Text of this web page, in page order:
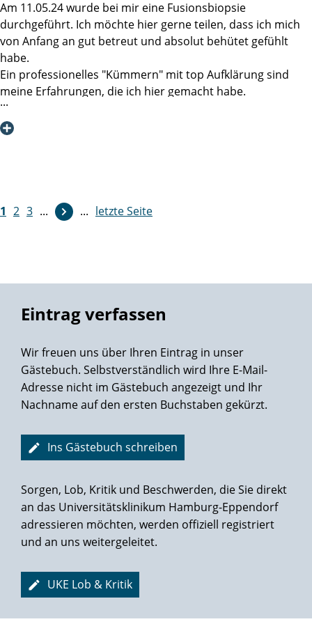
Martini-Klinik aus meinen Erfahrungen die beste Wahl. Das
werde ich allen aus meinem Bekanntenkreis, die sich mit
dem Thema beschäftigen (müssen) auch so vermitteln, ob
sie es nun hören wollen oder nicht.
Herzlichst
Manfred K
Am 11.05.24 wurde bei mir eine Fusionsbiopsie
durchgeführt. Ich möchte hier gerne teilen, dass ich mich
von Anfang an gut betreut und absolut behütet gefühlt
habe.
Ein professionelles "Kümmern" mit top Aufklärung sind
meine Erfahrungen, die ich hier gemacht habe.
Danke an Frau Dr. Linse und Frau Daumen!
1 2 3 ... ... letzte Seite
Eintrag verfassen
Wir freuen uns über Ihren Eintrag in unser
Gästebuch. Selbstverständlich wird Ihre E-Mail-
Adresse nicht im Gästebuch angezeigt und Ihr
Nachname auf den ersten Buchstaben gekürzt.
Ins Gästebuch schreiben
Sorgen, Lob, Kritik und Beschwerden, die Sie direkt
an das Universitätsklinikum Hamburg-Eppendorf
adressieren möchten, werden offiziell registriert
und an uns weitergeleitet.
UKE Lob & Kritik